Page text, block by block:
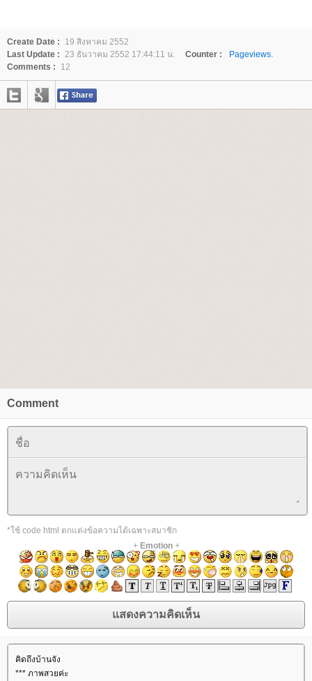
Create Date :
19 สิงหาคม 2552
Last Update : 23 ธันวาคม 2552 17:44:11 น. Counter :
Pageviews.
Comments :
12
Comment
*ใช้ code html ตกแต่งข้อความได้เฉพาะสมาชิก
+ Emotion+
คิดถึงบ้านจัง
*** ภาพสวยค่ะ